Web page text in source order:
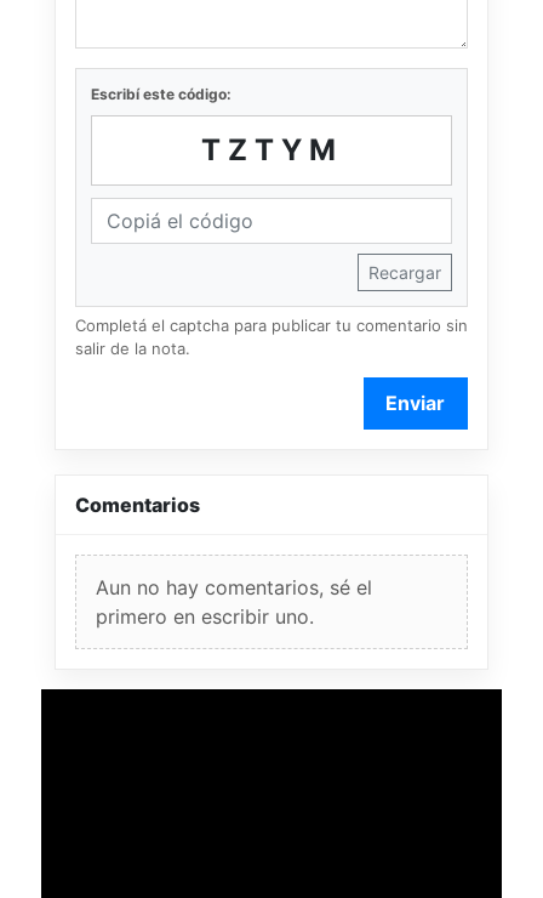
Escribí este código:
TZTYM
Recargar
Completá el captcha para publicar tu comentario sin
salir de la nota.
Enviar
Comentarios
Aun no hay comentarios, sé el
primero en escribir uno.